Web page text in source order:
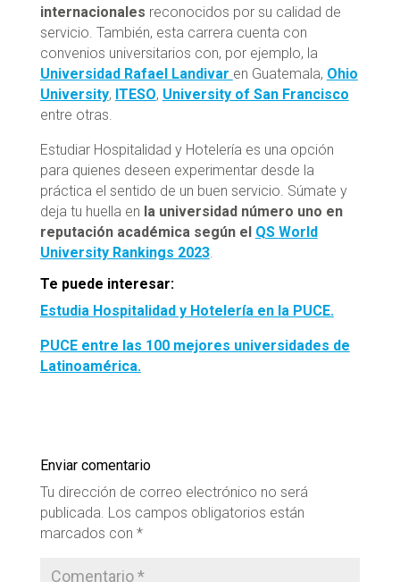
internacionales reconocidos por su calidad de
servicio. También, esta carrera cuenta con
convenios universitarios con, por ejemplo, la
Universidad Rafael Landivar en Guatemala, Ohio
University, ITESO, University of San Francisco
entre otras.
Estudiar Hospitalidad y Hotelería es una opción
para quienes deseen experimentar desde la
práctica el sentido de un buen servicio. Súmate y
deja tu huella en la universidad número uno en
reputación académica según el QS World
University Rankings 2023.
Te puede interesar:
Estudia Hospitalidad y Hotelería en la PUCE.
PUCE entre las 100 mejores universidades de
Latinoamérica.
Enviar comentario
Tu dirección de correo electrónico no será
publicada. Los campos obligatorios están
marcados con *